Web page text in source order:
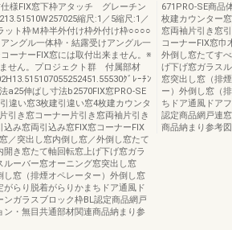
様FIX窓下枠アタッチ グレーチン
縮尺:1／5縮尺:1／
ット枠Ｍ枠半外付け枠外付け枠○○○○
ングル一体枠・結露受けアングル一
ーナーFIX窓には取付出来ません。※
せん。プロジェクト群 付属部材
ｸﾞﾚｰﾁﾝ
a25伸ばし寸法b2570FIX窓PRO-SE
違い窓3枚建引違い窓4枚建カウンタ
引き窓コーナー片引き窓両袖片引き
み窓両引込み窓FIX窓コーナーFIX
／突出し窓内倒し窓／外倒し窓たて
き窓たて軸回転窓上げ下げ窓ガラ
ルーバー窓オーニング窓突出し窓
し窓（排煙オペレーター）外倒し窓
がらり脱着がらりかまちドア通風ド
ンガラスブロック枠BL認定商品網戸
ン・無目共通部材関連商品納まり参
671PRO-SE商品
枚建カウンター
窓両袖片引き窓
コーナーFIX窓巾
外倒し窓たてす
げ下げ窓ガラス
窓突出し窓（排
ー）外倒し窓（
ちドア通風ドア
認定商品網戸連
商品納まり参考